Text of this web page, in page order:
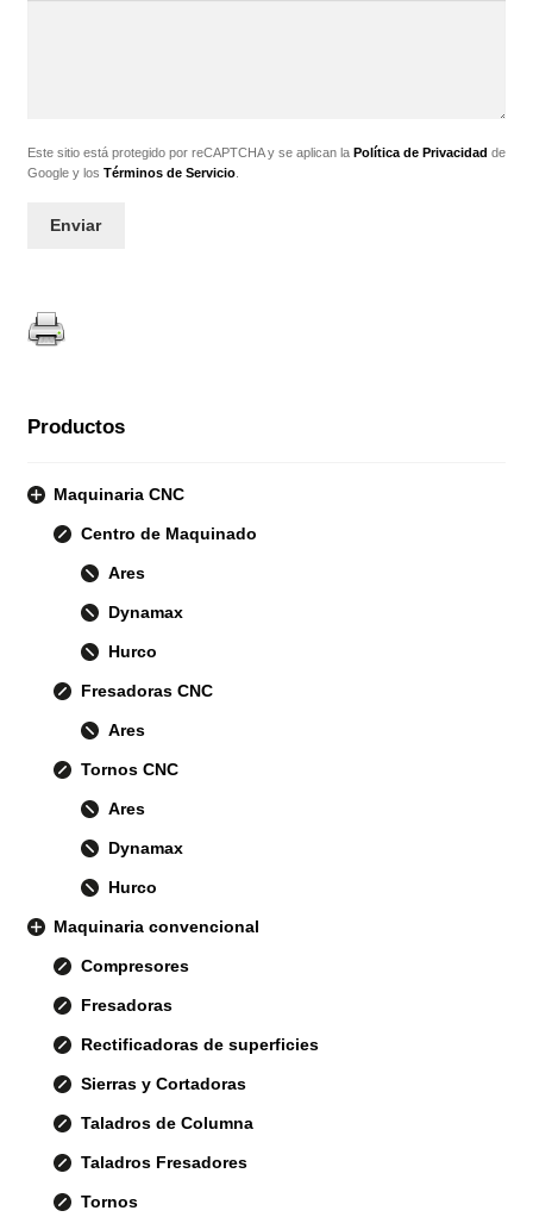
Este sitio está protegido por reCAPTCHA y se aplican la Política de Privacidad de
Google y los Términos de Servicio.
Productos
Maquinaria CNC
Centro de Maquinado
Ares
Dynamax
Hurco
Fresadoras CNC
Ares
Tornos CNC
Ares
Dynamax
Hurco
Maquinaria convencional
Compresores
Fresadoras
Rectificadoras de superficies
Sierras y Cortadoras
Taladros de Columna
Taladros Fresadores
Tornos